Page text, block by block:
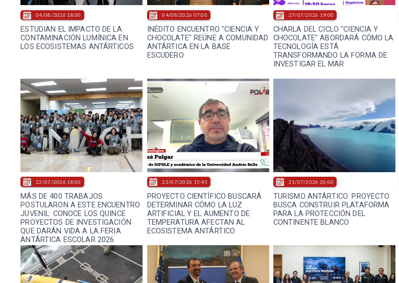
ESTUDIAN EL IMPACTO DE LA
CONTAMINACIÓN LUMÍNICA EN
LOS ECOSISTEMAS ANTÁRTICOS
04/08/2026 18:00
INÉDITO ENCUENTRO "CIENCIA Y
CHOCOLATE" REÚNE A COMUNIDAD
ANTÁRTICA EN LA BASE
ESCUDERO
04/08/2026 07:00
CHARLA DEL CICLO "CIENCIA Y
CHOCOLATE" ABORDARÁ CÓMO LA
TECNOLOGÍA ESTÁ
TRANSFORMANDO LA FORMA DE
INVESTIGAR EL MAR
27/07/2026 19:00
MÁS DE 400 TRABAJOS
POSTULARON A ESTE ENCUENTRO
JUVENIL: CONOCE LOS QUINCE
PROYECTOS DE INVESTIGACIÓN
QUE DARÁN VIDA A LA FERIA
ANTÁRTICA ESCOLAR 2026
22/07/2026 18:00
PROYECTO CIENTÍFICO BUSCARÁ
DETERMINAR CÓMO LA LUZ
ARTIFICIAL Y EL AUMENTO DE
TEMPERATURA AFECTAN AL
ECOSISTEMA ANTÁRTICO
22/07/2026 15:45
TURISMO ANTÁRTICO: PROYECTO
BUSCA CONSTRUIR PLATAFORMA
PARA LA PROTECCIÓN DEL
CONTINENTE BLANCO
21/07/2026 20:00